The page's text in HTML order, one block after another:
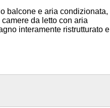
balcone e aria condizionata,
da letto con aria
interamente ristrutturato e